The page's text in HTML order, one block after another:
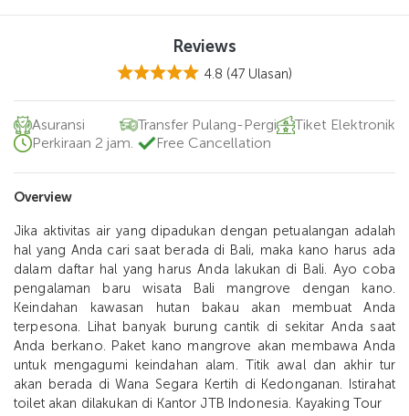
Asuransi Transfer Pulang-Pergi
Tiket Elektronik
Perkiraan 2 jam.
Free Cancellation
Overview
Jika aktivitas air yang dipadukan dengan petualangan adalah
hal yang Anda cari saat berada di Bali, maka kano harus ada
dalam daftar hal yang harus Anda lakukan di Bali. Ayo coba
pengalaman baru wisata Bali mangrove dengan kano.
Keindahan kawasan hutan bakau akan membuat Anda
terpesona. Lihat banyak burung cantik di sekitar Anda saat
Anda berkano. Paket kano mangrove akan membawa Anda
untuk mengagumi keindahan alam. Titik awal dan akhir tur
akan berada di Wana Segara Kertih di Kedonganan. Istirahat
toilet akan dilakukan di Kantor JTB Indonesia. Kayaking Tour
Reviews
4.8 (47 Ulasan)